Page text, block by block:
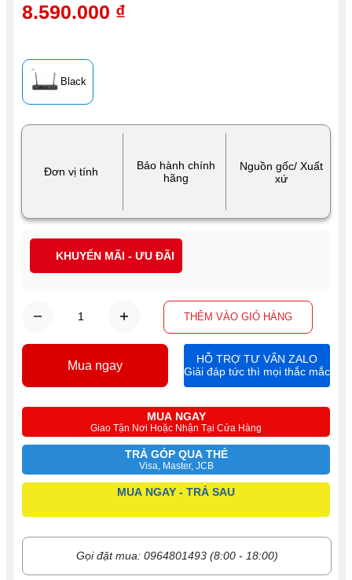
Đơn vị tính
Bảo hành chính
hãng
Nguồn gốc/ Xuất
xứ
Black
THÊM VÀO GIỎ HÀNG
MUA NGAY
Giao Tận Nơi Hoặc Nhận Tại Cửa Hàng
TRẢ GÓP QUA THẺ
Visa, Master, JCB
MUA NGAY - TRẢ SAU
Gọi đặt mua: 0964801493 (8:00 - 18:00)
8.590.000 ₫
Mua ngay
HỖ TRỢ TƯ VẤN ZALO
Giải đáp tức thì mọi thắc mắc
KHUYẾN MÃI - ƯU ĐÃI